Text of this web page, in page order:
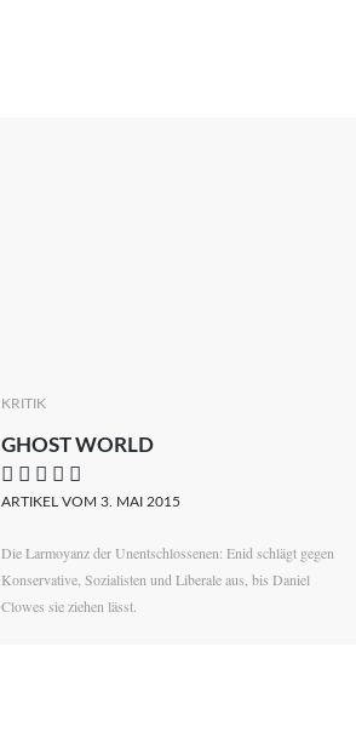
KRITIK
GHOST WORLD
    
ARTIKEL VOM 3. MAI 2015
Die Larmoyanz der Unentschlossenen: Enid schlägt gegen
Konservative, Sozialisten und Liberale aus, bis Daniel
Clowes sie ziehen lässt.